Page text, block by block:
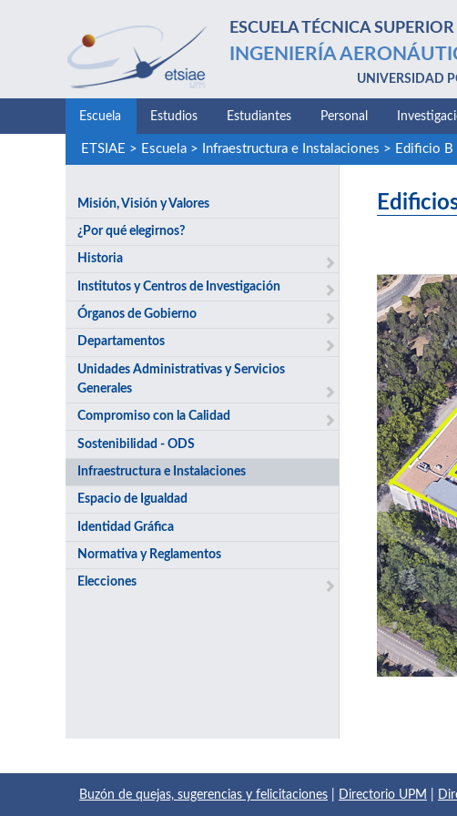
ESCUELA TÉCNICA
INGENIERÍA
UNIVERSIDAD
Escuela Estudios Estudiantes Personal
ETSIAE > Escuela> Infraestructura e Instalaciones > Edificio B
Misión, Visión y Valores
¿Por qué elegirnos?
Historia
Institutos y Centros de Investigación
Órganos de Gobierno
Departamentos
Unidades Administrativas y Servicios
Generales
Compromiso con la Calidad
Sostenibilidad - ODS
Infraestructura e Instalaciones
Espacio de Igualdad
Identidad Gráfica
Normativa y Reglamentos
Elecciones
Buzón de quejas, sugerencias y felicitaciones Directorio UPM